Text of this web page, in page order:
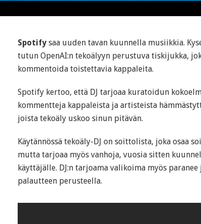
Spotify saa uuden tavan kuunnella musiikkia.
tutun OpenAI:n tekoälyyn perustuva tiskijukka,
kommentoida toistettavia kappaleita.
Spotify kertoo, että DJ tarjoaa kuratoidun
kommentteja kappaleista ja artisteista
joista tekoäly uskoo sinun pitävän.
Käytännössä tekoäly-DJ on soittolista, joka osaa
mutta tarjoaa myös vanhoja, vuosia sitten
käyttäjälle. DJ:n tarjoama valikoima myös
palautteen perusteella.